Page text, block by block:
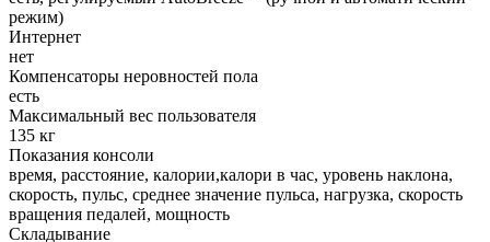
режим)
Интернет
нет
Компенсаторы неровностей пола
есть
Максимальный вес пользователя
135 кг
Показания консоли
время, расстояние, калории,калори в час, уровень наклона,
скорость, пульс, среднее значение пульса, нагрузка, скорость
вращения педалей, мощность
Складывание